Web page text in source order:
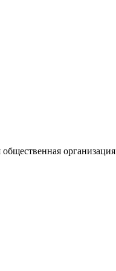
организация